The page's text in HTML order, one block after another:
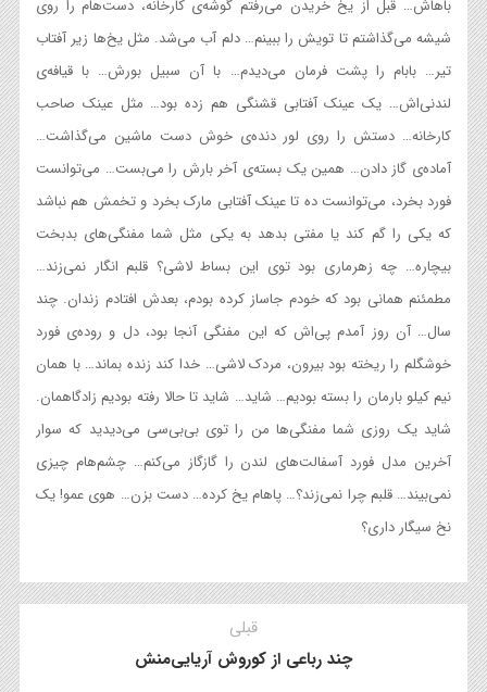
باهاش… قبل از یخ خریدن می‌رفتم گوشه‌ی کارخانه، دست‌هام را روی
شیشه می‌گذاشتم تا تویش را ببینم… دلم آب می‌شد. مثل یخ‌ها زیر آفتاب
تیر… بابام را پشت فرمان می‌دیدم… با آن سبیل بورش… با قیافه‌ی
لندنی‌اش… یک عینک آفتابی قشنگی هم زده بود… مثل عینک صاحب
کارخانه… دستش را روی لور دنده‌ی خوش دست ماشین می‌گذاشت…
آماده‌ی گاز دادن… همین یک بسته‌ی آخر بارش را می‌بست… می‌توانست
فورد بخرد، می‌توانست ده ‌تا عینک آفتابی مارک بخرد و تخمش هم نباشد
که یکی را گم کند یا مفتی بدهد به یکی مثل شما مفنگی‌های بدبخت
بیچاره… چه زهرماری بود توی این بساط لاشی؟ قلبم انگار نمی‌زند…
مطمئنم همانی بود که خودم جاساز کرده بودم، بعدش افتادم زندان. چند
سال… آن روز آمدم پی‌اش که این مفنگی آنجا بود، دل و روده‌ی فورد
خوشگلم را ریخته بود بیرون، مردک لاشی… خدا کند زنده بماند… با همان
نیم کیلو بارمان را بسته بودیم… شاید… شاید تا حالا رفته بودیم زادگاهمان.
شاید یک روزی شما مفنگی‌ها من را توی بی‌بی‌سی می‌دیدید که سوار
آخرین مدل فورد آسفالت‌های لندن را گازگاز می‌کنم… چشم‌هام چیزی
نمی‌بیند… قلبم چرا نمی‌زند؟… پاهام یخ کرده… دست بزن… هوی عمو! یک
نخ سیگار داری؟
قبلی
چند رباعی از کوروش آریایی‌منش